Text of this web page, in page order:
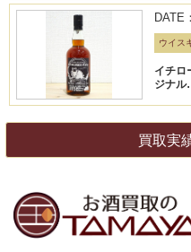
DATE
ウイス
イチロ
ジナ
買取実